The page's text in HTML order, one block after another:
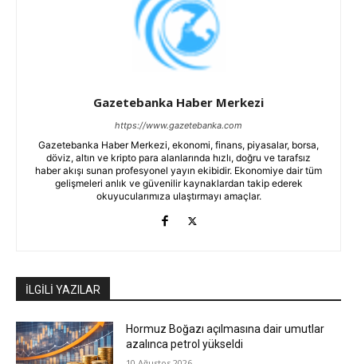
Gazetebanka Haber Merkezi
https://www.gazetebanka.com
Gazetebanka Haber Merkezi, ekonomi, finans, piyasalar, borsa,
döviz, altın ve kripto para alanlarında hızlı, doğru ve tarafsız
haber akışı sunan profesyonel yayın ekibidir. Ekonomiye dair tüm
gelişmeleri anlık ve güvenilir kaynaklardan takip ederek
okuyucularımıza ulaştırmayı amaçlar.
İLGİLİ YAZILAR
Hormuz Boğazı açılmasına dair umutlar
azalınca petrol yükseldi